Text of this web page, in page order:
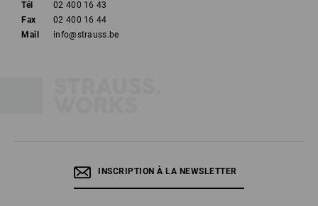
Tél
02 400 16 43
Fax
02 400 16 44
Mail
info@strauss.be
INSCRIPTION À LA NEWSLETTER